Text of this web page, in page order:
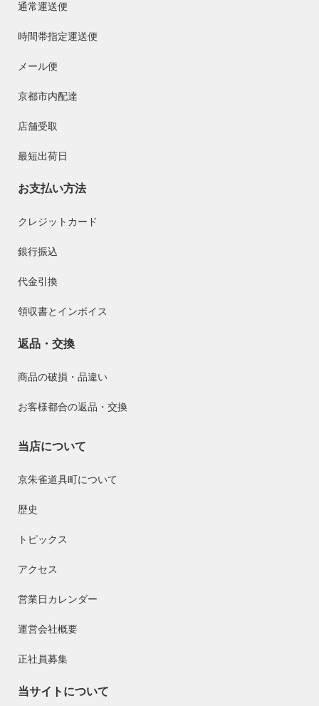
通常運送便
時間帯指定運送便
メール便
京都市内配達
店舗受取
最短出荷日
お支払い方法
クレジットカード
銀行振込
代金引換
領収書とインボイス
返品・交換
商品の破損・品違い
お客様都合の返品・交換
当店について
京朱雀道具町について
歴史
トピックス
アクセス
営業日カレンダー
運営会社概要
正社員募集
当サイトについて